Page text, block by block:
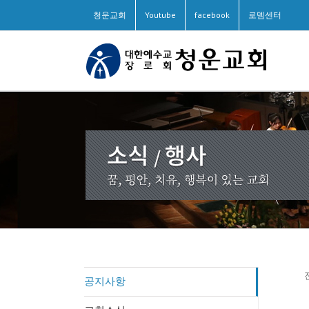
청운교회 Youtube facebook 로뎀센터
공지사항